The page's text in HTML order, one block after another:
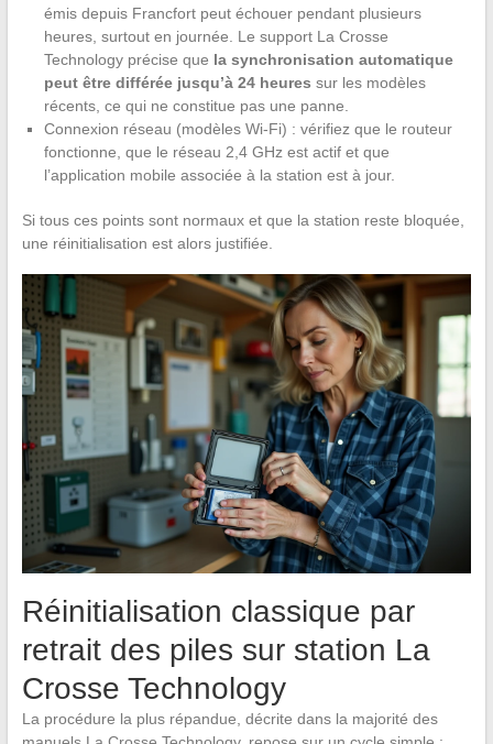
émis depuis Francfort peut échouer pendant plusieurs
heures, surtout en journée. Le support La Crosse
Technology précise que la synchronisation automatique
peut être différée jusqu’à 24 heures sur les modèles
récents, ce qui ne constitue pas une panne.
Connexion réseau (modèles Wi-Fi) : vérifiez que le routeur
fonctionne, que le réseau 2,4 GHz est actif et que
l’application mobile associée à la station est à jour.
Si tous ces points sont normaux et que la station reste bloquée,
une réinitialisation est alors justifiée.
Réinitialisation classique par
retrait des piles sur station La
Crosse Technology
La procédure la plus répandue, décrite dans la majorité des